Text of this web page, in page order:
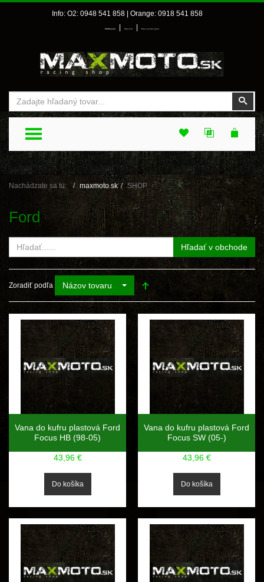
Info: O2: 0948 541 858 | Orange: 0918 541 858
Prihlásenie Môj účet Môj zoznam prianí
TOGGLE MENU
Nachádzate sa tu: maxmoto.sk SHOP
Ford
Hľadať v obchode
Zoradiť podľa Názov tovaru
Vana do kufru plastová Ford
Focus HB (98-05)
43,96 €
Vana do kufru plastová Ford
Focus SW (05-)
43,96 €